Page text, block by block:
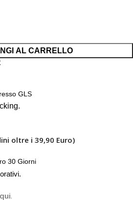
AL CARRELLO
GLS
oltre i 39,90 Euro)
30 Giorni
qui.